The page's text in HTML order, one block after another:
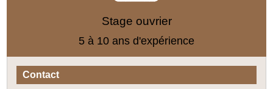
Stage ouvrier
5 à 10 ans d'expérience
Contact